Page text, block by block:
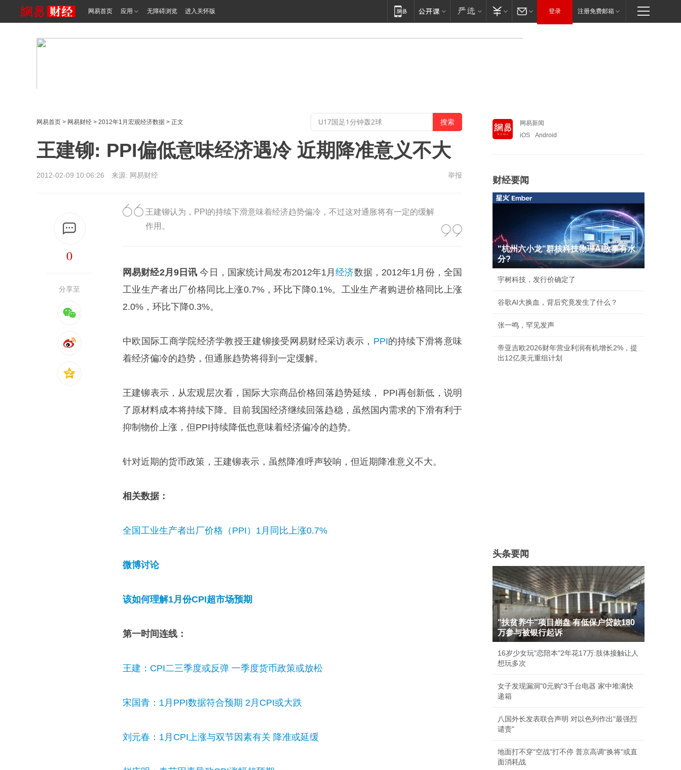
网易首页 应用 无障碍浏览 进入关怀版 登录 注册免费邮箱
网易首页 > 网易财经 > 2012年1月宏观经济数据 > 正文
王建铆: PPI偏低意味经济遇冷 近期降准意义不大
2012-02-09 10:06:26 来源: 网易财经 举报
0
分享至
王建铆认为，PPI的持续下滑意味着经济趋势偏冷，不过这对通胀将有一定的缓解
作用。
网易财经2月9日讯 今日，国家统计局发布2012年1月经济数据，2012年1月份，全国
工业生产者出厂价格同比上涨0.7%，环比下降0.1%。工业生产者购进价格同比上涨
2.0%，环比下降0.3%。
中欧国际工商学院经济学教授王建铆接受网易财经采访表示， PPI的持续下滑将意味
着经济偏冷的趋势，但通胀趋势将得到一定缓解。
王建铆表示，从宏观层次看，国际大宗商品价格回落趋势延续， PPI再创新低，说明
了原材料成本将持续下降。目前我国经济继续回落趋稳，虽然国内需求的下滑有利于
抑制物价上涨，但PPI持续降低也意味着经济偏冷的趋势。
针对近期的货币政策，王建铆表示，虽然降准呼声较响，但近期降准意义不大。
相关数据：
全国工业生产者出厂价格（PPI）1月同比上涨0.7%
微博讨论
该如何理解1月份CPI超市场预期
第一时间连线：
王建：CPI二三季度或反弹 一季度货币政策或放松
宋国青：1月PPI数据符合预期 2月CPI或大跌
刘元春：1月CPI上涨与双节因素有关 降准或延缓
网易新闻
iOS
Android
财经要闻
"杭州六小龙"群核科技物理AI故事有水
分?
宇树科技，发行价确定了
谷歌AI大换血，背后究竟发生了什么？
张一鸣，罕见发声
帝亚吉欧2026财年营业利润有机增长2%，提
出12亿美元重组计划
头条要闻
"扶贫养牛"项目崩盘 有低保户贷款180
万参与被银行起诉
16岁少女玩"恋陪本"2年花17万:肢体接触让人
想玩多次
女子发现漏洞"0元购"3千台电器 家中堆满快
递箱
八国外长发表联合声明 对以色列作出"最强烈
谴责"
地面打不穿"空战"打不停 普京高调"换将"或直
面消耗战